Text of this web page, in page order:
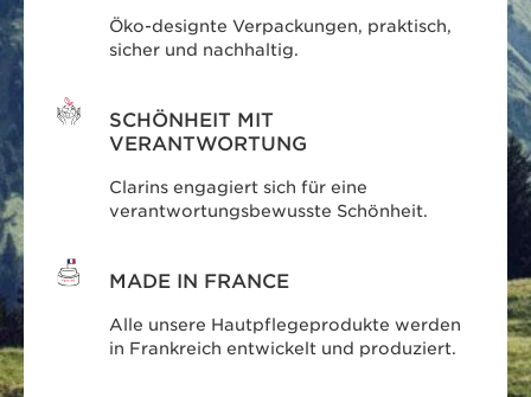
Öko-designte Verpackungen, praktisch,
sicher und nachhaltig.
SCHÖNHEIT MIT
VERANTWORTUNG
Clarins engagiert sich für eine
verantwortungsbewusste Schönheit.
MADE IN FRANCE
Alle unsere Hautpflegeprodukte werden
in Frankreich entwickelt und produziert.